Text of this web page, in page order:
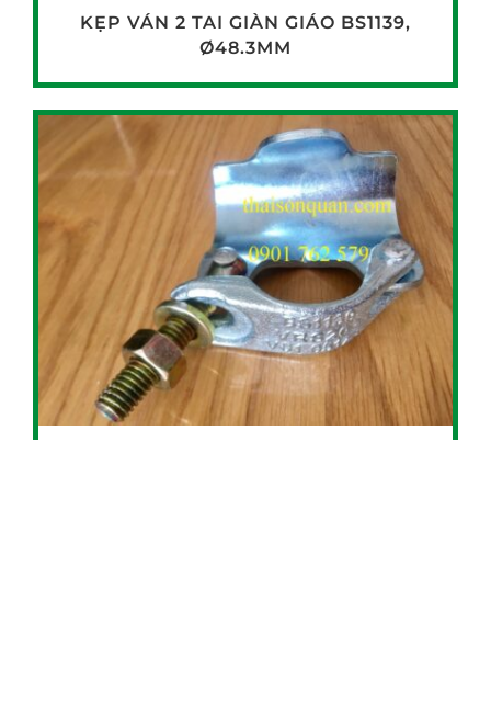
KẸP VÁN 2 TAI GIÀN GIÁO BS1139,
Ø48.3MM